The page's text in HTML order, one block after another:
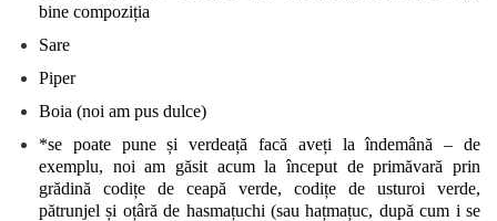
bine compoziția
Sare
Piper
Boia (noi am pus dulce)
*se poate pune și verdeață facă aveți la îndemână – de
exemplu, noi am găsit acum la început de primăvară prin
grădină codițe de ceapă verde, codițe de usturoi verde,
pătrunjel și oțâră de hasmațuchi (sau hațmațuc, după cum i se